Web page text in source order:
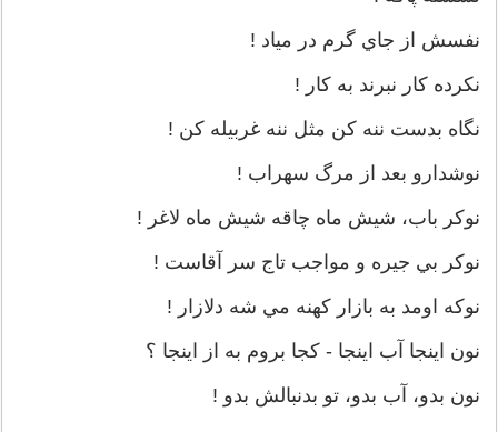
نفسش از جاي گرم در مياد !
نكرده كار نبرند به كار !
نگاه بدست ننه كن مثل ننه غربيله كن !
نوشدارو بعد از مرگ سهراب !
نوكر باب، شيش ماه چاقه شيش ماه لاغر !
نوكر بي جيره و مواجب تاج سر آقاست !
نوكه اومد به بازار كهنه مي شه دلازار !
نون اينجا آب اينجا - كجا بروم به از اينجا ؟
نون بدو، آب بدو، تو بدنبالش بدو !